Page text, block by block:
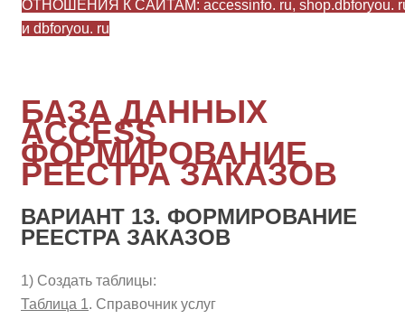
ОТНОШЕНИЯ К САЙТАМ: accessinfo. ru, shop.dbforyou.
и dbforyou. ru
БАЗА ДАННЫХ
ACCESS
ФОРМИРОВАНИЕ
РЕЕСТРА ЗАКАЗОВ
ВАРИАНТ 13. ФОРМИРОВАНИЕ
РЕЕСТРА ЗАКАЗОВ
1) Создать таблицы:
Таблица 1. Справочник услуг